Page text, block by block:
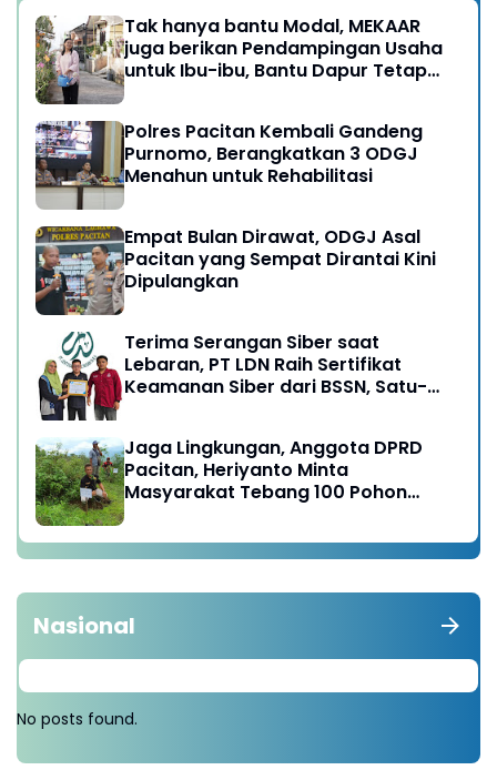
Tak hanya bantu Modal, MEKAAR
juga berikan Pendampingan Usaha
untuk Ibu-ibu, Bantu Dapur Tetap
Polres Pacitan Kembali Gandeng
Purnomo, Berangkatkan 3 ODGJ
Menahun untuk Rehabilitasi
Empat Bulan Dirawat, ODGJ Asal
Pacitan yang Sempat Dirantai Kini
Dipulangkan
Terima Serangan Siber saat
Lebaran, PT LDN Raih Sertifikat
Keamanan Siber dari BSSN, Satu-
Jaga Lingkungan, Anggota DPRD
Pacitan, Heriyanto Minta
Masyarakat Tebang 100 Pohon
Nasional
No posts found.